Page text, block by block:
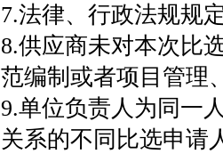
7.法律、行政法规规
8.供应商未对本次比
范编制或者项目管
9.单位负责人为同一
关系的不同比选申请